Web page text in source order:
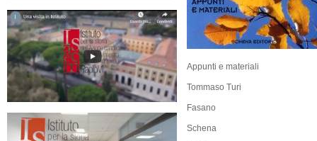
Appunti e materiali
Tommaso Turi
Fasano
Schena